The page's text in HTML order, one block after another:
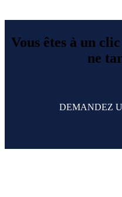
Vous êtes à un
ne
DEMANDEZ